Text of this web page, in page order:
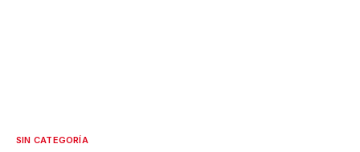
SIN CATEGORÍA